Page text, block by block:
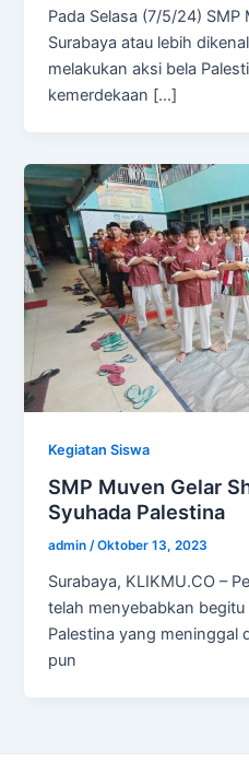
Pada Selasa (7/5/24) SMP
Surabaya atau lebih
melakukan aksi bela
kemerdekaan […]
Kegiatan Siswa
SMP Muven Gelar
Syuhada Palestina
admin/Oktober 13, 2023
Surabaya, KLIKMU.CO –
telah menyebabkan
Palestina yang meninggal
pun